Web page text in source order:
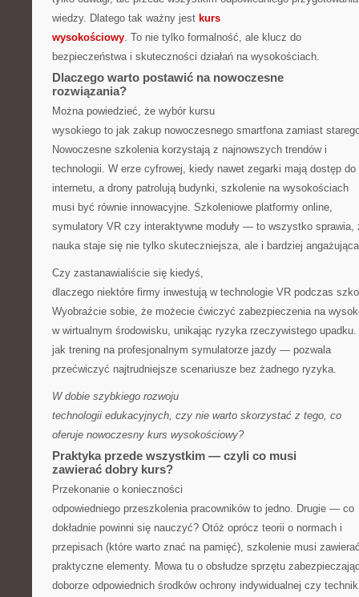
wiedzy. Dlatego tak ważny jest kurs
wysokościowy. To nie tylko formalność, ale klucz do
bezpieczeństwa i skuteczności działań na wysokościach.
Dlaczego warto postawić na nowoczesne
rozwiązania?
Można powiedzieć, że wybór kursu
wysokiego to jak zakup nowoczesnego smartfona zamiast
Nowoczesne szkolenia korzystają z najnowszych trendów i
technologii. W erze cyfrowej, kiedy nawet zegarki mają dostęp do
internetu, a drony patrolują budynki, szkolenie na wysokościach
musi być równie innowacyjne. Szkoleniowe platformy online,
symulatory VR czy interaktywne moduły — to wszystko sprawia,
nauka staje się nie tylko skuteczniejsza, ale i bardziej
Czy zastanawialiście się kiedyś,
dlaczego niektóre firmy inwestują w technologie VR podczas
Wyobraźcie sobie, że możecie ćwiczyć zabezpieczenia na
w wirtualnym środowisku, unikając ryzyka rzeczywistego upadku.
jak trening na profesjonalnym symulatorze jazdy — pozwala
przećwiczyć najtrudniejsze scenariusze bez żadnego ryzyka.
W dobie szybkiego rozwoju
technologii edukacyjnych, czy nie warto skorzystać z tego, co
oferuje nowoczesny kurs wysokościowy?
Praktyka przede wszystkim — czyli co musi
zawierać dobry kurs?
Przekonanie o konieczności
odpowiedniego przeszkolenia pracowników to jedno. Drugie — co
dokładnie powinni się nauczyć? Otóż oprócz teorii o normach i
przepisach (które warto znać na pamięć), szkolenie musi
praktyczne elementy. Mowa tu o obsłudze sprzętu
doborze odpowiednich środków ochrony indywidualnej czy technik